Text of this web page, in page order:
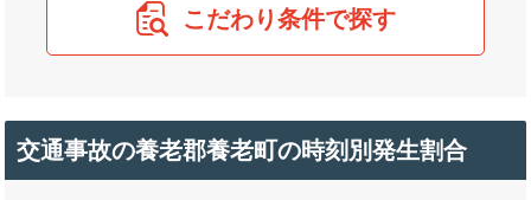
こだわり条件で探す
交通事故の養老郡養老町の時刻別発生割合